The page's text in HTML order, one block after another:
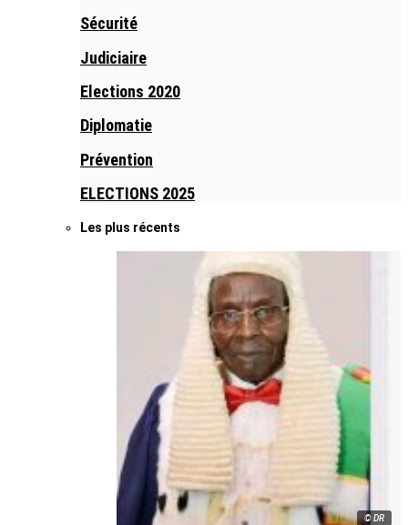
Sécurité
Judiciaire
Elections 2020
Diplomatie
Prévention
ELECTIONS 2025
Les plus récents
© DR